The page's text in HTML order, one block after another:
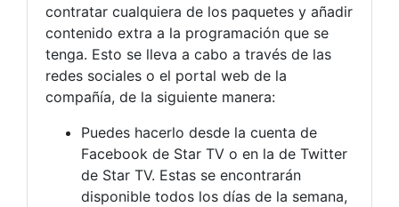
contratar cualquiera de los paquetes y añadir
contenido extra a la programación que se
tenga. Esto se lleva a cabo a través de las
redes sociales o el portal web de la
compañía, de la siguiente manera:
Puedes hacerlo desde la cuenta de
Facebook de Star TV o en la de Twitter
de Star TV. Estas se encontrarán
disponible todos los días de la semana,